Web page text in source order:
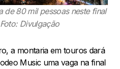
de 80 mil pessoas neste final
Divulgação
a montaria em touros dará
Music uma vaga na final